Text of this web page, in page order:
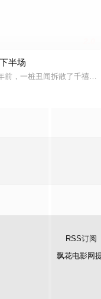
饰）在著名艺术家艾
半场
前，一桩丑闻拆散了千禧年
RSS订阅
飘花电影网